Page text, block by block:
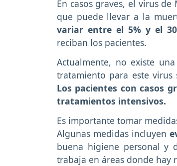
En casos graves, el virus
que puede llevar a la
variar entre el 5% y el
reciban los pacientes.
Actualmente, no existe
tratamiento para este virus
Los pacientes con casos
tratamientos intensivos.
Es importante tomar
Algunas medidas incluyen
buena higiene personal y
trabaja en áreas donde hay